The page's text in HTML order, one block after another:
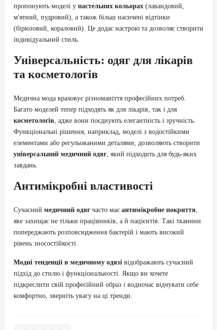
пропонують моделі у пастельних кольорах (лавандовий,
м'ятний, пудровий), а також більш насичені відтінки
(бірюзовий, кораловий). Це додає настрою та дозволяє створити
індивідуальний стиль.
Універсальність: одяг для лікарів
та косметологів
Медична мода враховує різноманіття професійних потреб.
Багато моделей тепер підходять як для лікарів, так і для
косметологів, адже вони поєднують елегантність і зручність.
Функціональні рішення, наприклад, моделі з водостійкими
елементами або регульованими деталями, дозволяють створити
універсальний медичний одяг, який підходить для будь-яких
завдань.
Антимікробні властивості
Сучасний медичний одяг часто має антимікробне покриття,
яке захищає не тільки працівників, а й пацієнтів. Такі тканини
попереджають розповсюдження бактерій і мають високий
рівень зносостійкості.
Модні тенденції в медичному одязі відображають сучасний
підхід до стилю і функціональності. Якщо ви хочете
підкреслити свій професійний образ і водночас відчувати себе
комфортно, зверніть увагу на ці тренди.